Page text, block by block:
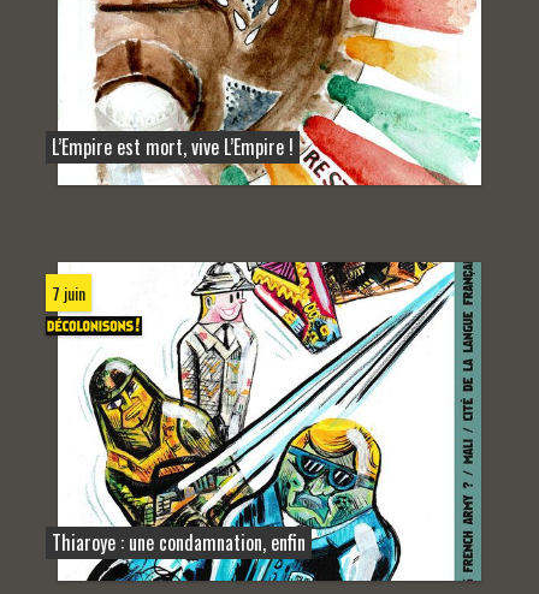
L’Empire est mort, vive L’Empire !
7 juin
Thiaroye : une condamnation, enfin